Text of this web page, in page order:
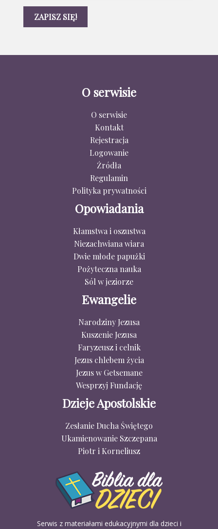
O serwisie
O serwisie
Kontakt
Rejestracja
Logowanie
Źródła
Regulamin
Polityka prywatności
Opowiadania
Kłamstwa i oszustwa
Niezachwiana wiara
Dwie młode papużki
Pożyteczna nauka
Sól w jeziorze
Ewangelie
Narodziny Jezusa
Kuszenie Jezusa
Faryzeusz i celnik
Jezus chlebem życia
Jezus w Getsemane
Wesprzyj Fundację
Dzieje Apostolskie
Zesłanie Ducha Świętego
Ukamienowanie Szczepana
Piotr i Korneliusz
Serwis z materiałami edukacyjnymi dla dzieci i